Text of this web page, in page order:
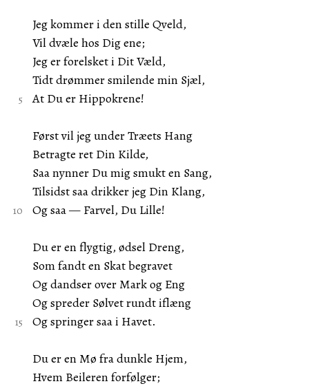
Jeg kommer i den stille Qveld,
Vil dvæle hos Dig ene;
Jeg er forelsket i Dit Væld,
Tidt drømmer smilende min Sjæl,
At Du er Hippokrene!
Først vil jeg under Træets Hang
Betragte ret Din Kilde,
Saa nynner Du mig smukt en Sang,
Tilsidst saa drikker jeg Din Klang,
Og saa — Farvel, Du Lille!
Du er en flygtig, ødsel Dreng,
Som fandt en Skat begravet
Og dandser over Mark og Eng
Og spreder Sølvet rundt iflæng
Og springer saa i Havet.
Du er en Mø fra dunkle Hjem,
Hvem Beileren forfølger;